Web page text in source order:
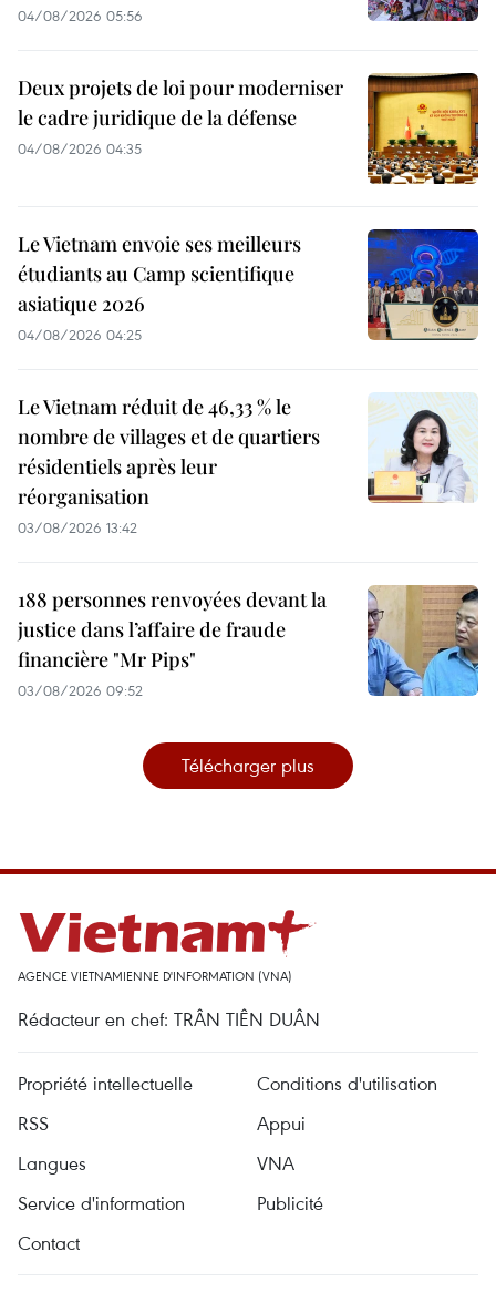
04/08/2026 05:56
Deux projets de loi pour moderniser
le cadre juridique de la défense
04/08/2026 04:35
Le Vietnam envoie ses meilleurs
étudiants au Camp scientifique
asiatique 2026
04/08/2026 04:25
Le Vietnam réduit de 46,33 % le
nombre de villages et de quartiers
résidentiels après leur
réorganisation
03/08/2026 13:42
188 personnes renvoyées devant la
justice dans l’affaire de fraude
financière "Mr Pips"
03/08/2026 09:52
Télécharger plus
AGENCE VIETNAMIENNE D'INFORMATION (VNA)
Rédacteur en chef: TRÂN TIÊN DUÂN
Propriété intellectuelle
Conditions d'utilisation
RSS
Appui
Langues
VNA
Service d'information
Publicité
Contact